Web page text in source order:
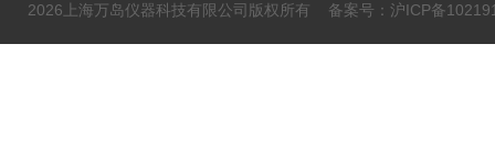
2026上海万岛仪器科技有限公司版权所有 备案号：沪ICP备